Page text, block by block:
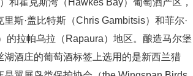
和霍克斯湾（Hawkes Bay）葡萄酒产区，
·盖比特斯（Chris Gambitsis）和菲尔·
的拉帕乌拉（Rapaura）地区。酿造马尔堡
酒庄的葡萄酒标签上选用的是新西兰猎